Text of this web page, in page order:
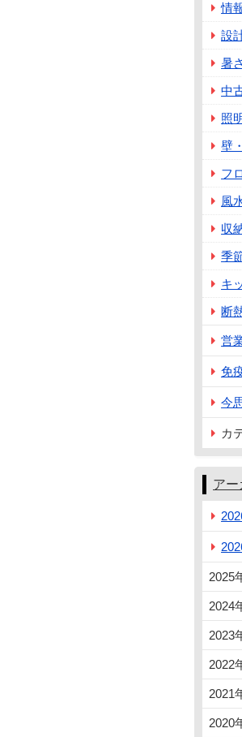
情
設
暑
中
照
壁
フ
風
収
季
キ
断
営
免
今
カ
アー
2025
2024
2023
2022
2021
2020